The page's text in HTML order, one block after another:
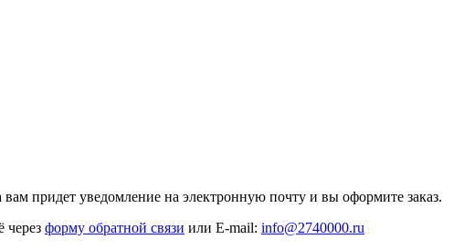
придет уведомление на электронную почту и вы оформите заказ.
через форму обратной связи или E-mail: info@2740000.ru